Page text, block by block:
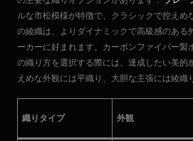
ルな市松模様が特徴で、クラシックで控えめ
の綾織は、よりダイナミックで高級感のある
ーカーに好まれます。カーボンファイバー製
の織り方を選択する際には、達成したい美的
えめな外観には平織り、大胆な主張には綾織
織りタイプ 外観